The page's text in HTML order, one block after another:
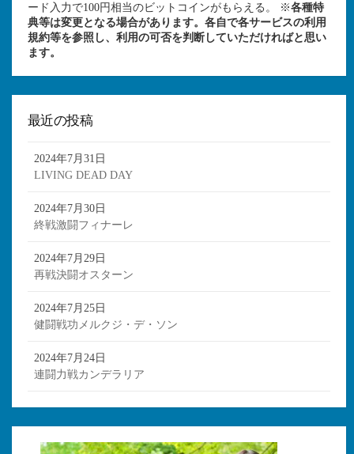
ード入力で100円相当のビットコインがもらえる。 ※各種特
典等は変更となる場合があります。各自で各サービスの利用
規約等を参照し、利用の可否を判断していただければと思い
ます。
最近の投稿
2024年7月31日
LIVING DEAD DAY
2024年7月30日
終戦激闘フィナーレ
2024年7月29日
再戦決闘オスターン
2024年7月25日
健闘戦功メルクジ・デ・ソン
2024年7月24日
連闘力戦カンデラリア